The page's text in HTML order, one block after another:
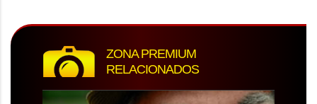
ZONA PREMIUM
RELACIONADOS